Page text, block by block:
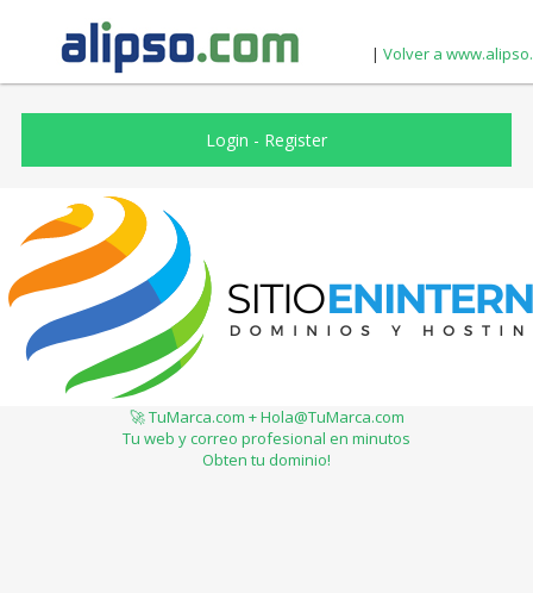
| Volver a
Login - Register
🚀 TuMarca.com + Hola@TuMarca.com
Tu web y correo profesional en minutos
Obten tu dominio!